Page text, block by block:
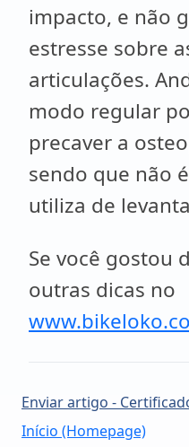
impacto, e não
estresse sobre
articulações.
modo regular
precaver a
sendo que não
utiliza de
Se você gostou
outras dicas no
Enviar artigo -
Início (Homepage)